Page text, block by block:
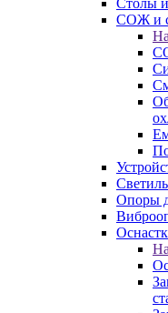
Столы
СОЖ и
Опоры